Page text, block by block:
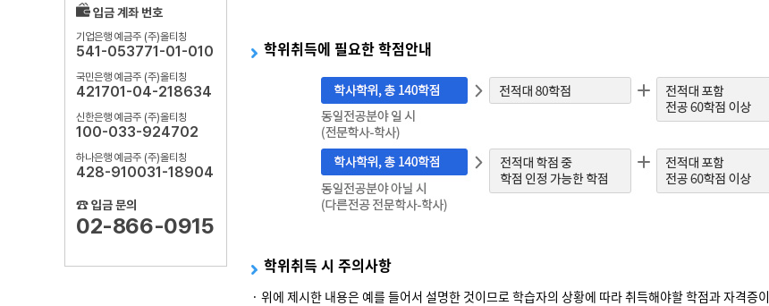
입금 계좌 번호
기업은행 예금주 (주)올티칭
541-053771-01-010
국민은행 예금주 (주)올티칭
421701-04-218634
신한은행 예금주 (주)올티칭
100-033-924702
하나은행 예금주 (주)올티칭
428-910031-18904
☎ 입금 문의
02-866-0915
학위취득에 필요한 학점안내
학위취득 시 주의사항
· 위에 제시한 내용은 예를 들어서 설명한 것이므로 학습자의 상황에 따라 취득해야할 학점과 자격증이